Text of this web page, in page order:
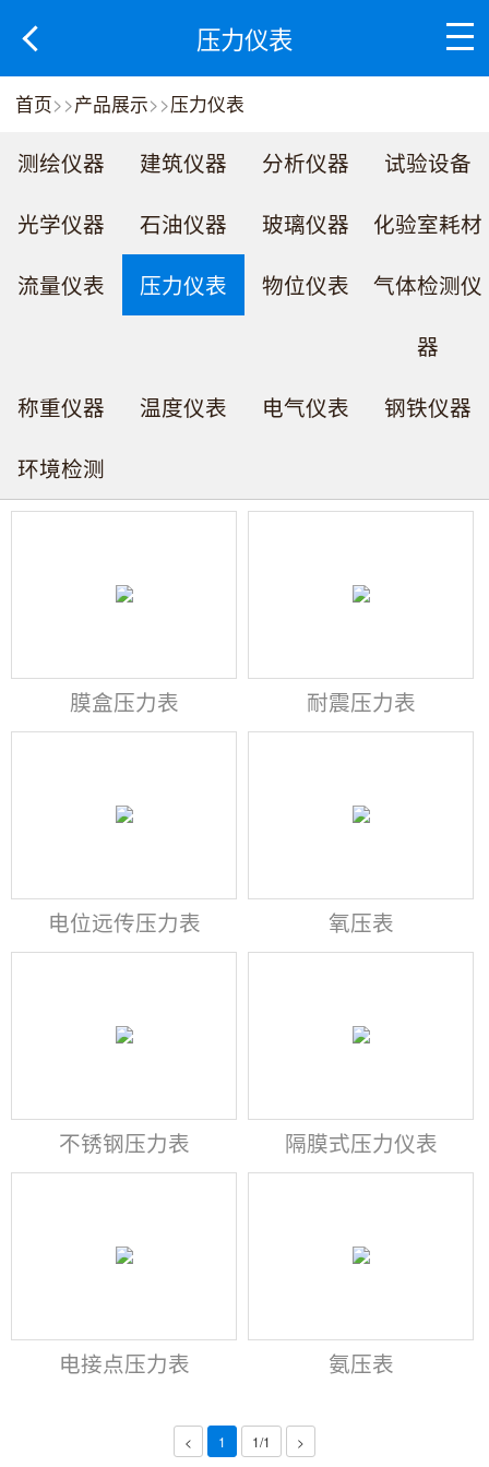
压力仪表
首页>>产品展示>>压力仪表
测绘仪器 建筑仪器 分析仪器
试验设备
光学仪器
石油仪器 玻璃仪器
化验室耗材
流量仪表
压力仪表 物位仪表
气体检测仪
器
称重仪器
温度仪表 电气仪表
钢铁仪器
环境检测
膜盒压力表 耐震压力表
电位远传压力表 氧压表
不锈钢压力表 隔膜式压力仪表
电接点压力表 氨压表
< 1 1/1 >